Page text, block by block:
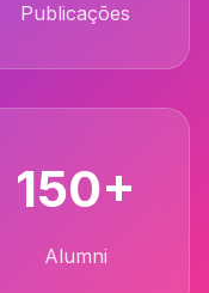
Publicações
150+
Alumni